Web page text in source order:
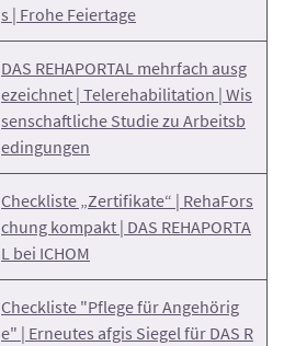
s | Frohe Feiertage
DAS REHAPORTAL mehrfach ausg
ezeichnet | Telerehabilitation | Wis
senschaftliche Studie zu Arbeitsb
edingungen
Checkliste „Zertifikate“ | RehaFors
chung kompakt | DAS REHAPORTA
L bei ICHOM
Checkliste "Pflege für Angehörig
e" | Erneutes afgis Siegel für DAS R